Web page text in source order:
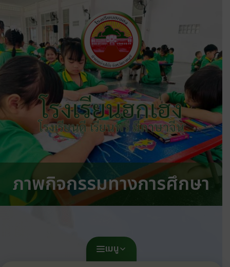
โรงเรียนฮกเฮง
โรงเรียนดี เรียนฟรี มีภาษาจีน
ภาพกิจกรรมทางการศึกษา
เมนู